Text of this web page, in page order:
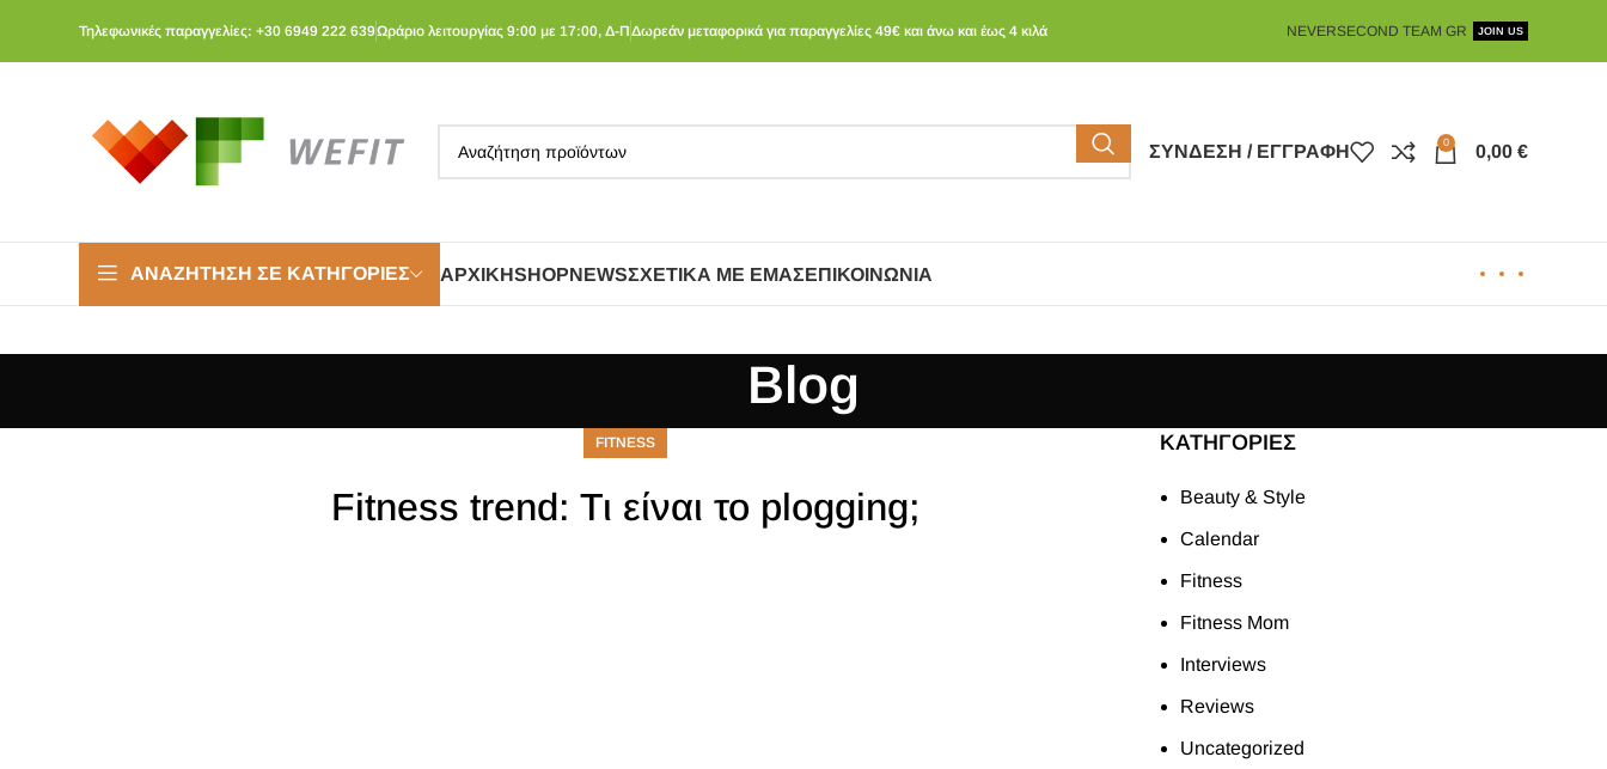
Τηλεφωνικές παραγγελίες: +30 6949 222 639Ωράριο λειτουργίας 9:00 με 17:00, Δ-ΠΔωρεάν μεταφορικά για παραγγελίες 49€ και άνω και έως 4 κιλά NEVERSECOND TEAM GR JOIN US
ΣΎΝΔΕΣΗ / ΕΓΓΡΑΦΉ 0 0,00 €
ΑΝΑΖΉΤΗΣΗ ΣΕ ΚΑΤΗΓΟΡΊΕΣ ΑΡΧΙΚΉSHOPNEWSΣΧΕΤΙΚΆ ΜΕ ΕΜΆΣΕΠΙΚΟΙΝΩΝΊΑ
Blog
FITNESS
Fitness trend: Τι είναι το plogging;
KΑΤΗΓΟΡΊΕΣ
Beauty & Style
Calendar
Fitness
Fitness Mom
Interviews
Reviews
Uncategorized